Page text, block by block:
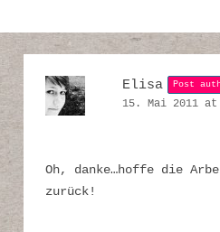
Elisa Post
15. Mai 2011 at
Oh, danke…hoffe die
zurück!